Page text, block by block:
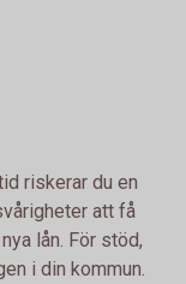
riskerar du en
att få
lån. För stöd,
i din kommun.